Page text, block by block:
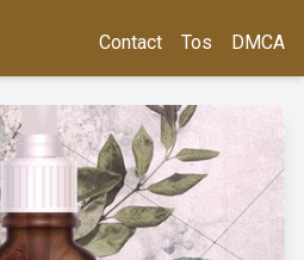
Contact Tos DMCA